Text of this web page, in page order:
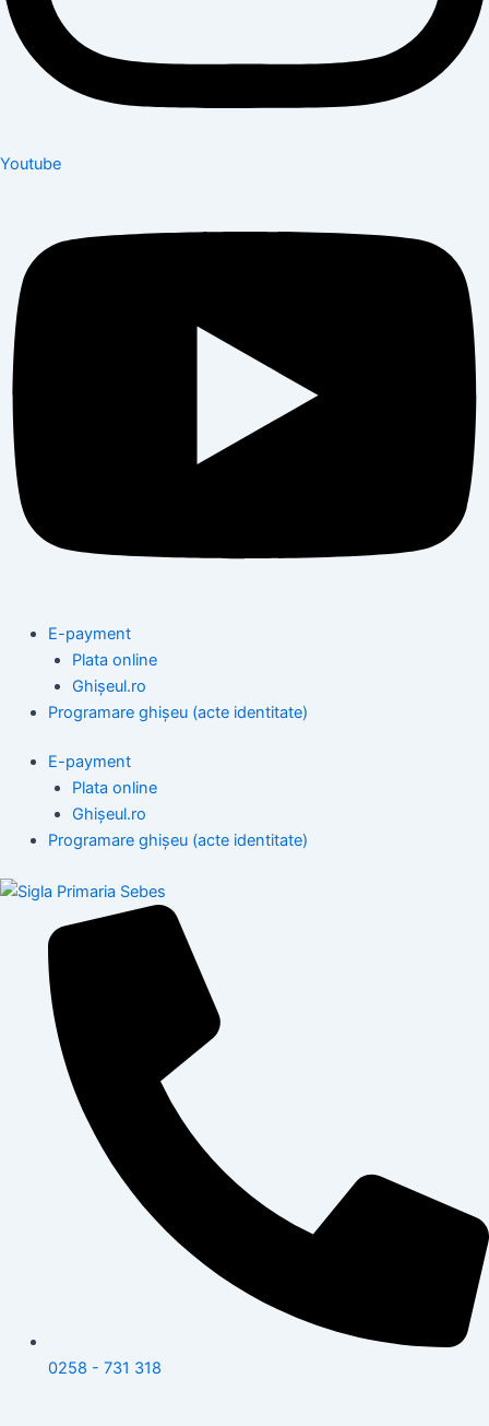
Youtube
E-payment
Plata online
Ghișeul.ro
Programare ghișeu (acte identitate)
E-payment
Plata online
Ghișeul.ro
Programare ghișeu (acte identitate)
0258 - 731 318